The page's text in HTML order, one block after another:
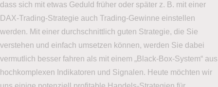
dass sich mit etwas Geduld früher oder später z. B. mit einer
DAX-Trading-Strategie auch Trading-Gewinne einstellen
werden. Mit einer durchschnittlich guten Strategie, die Sie
verstehen und einfach umsetzen können, werden Sie dabei
vermutlich besser fahren als mit einem „Black-Box-System“ aus
hochkomplexen Indikatoren und Signalen. Heute möchten wir